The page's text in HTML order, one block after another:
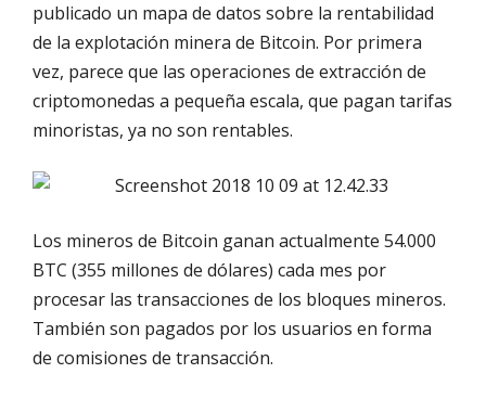
publicado un mapa de datos sobre la rentabilidad
de la explotación minera de Bitcoin. Por primera
vez, parece que las operaciones de extracción de
criptomonedas a pequeña escala, que pagan tarifas
minoristas, ya no son rentables.
Los mineros de Bitcoin ganan actualmente 54.000
BTC (355 millones de dólares) cada mes por
procesar las transacciones de los bloques mineros.
También son pagados por los usuarios en forma
de comisiones de transacción.